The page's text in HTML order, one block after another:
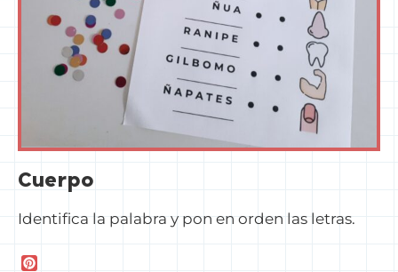
Cuerpo
Identifica la palabra y pon en orden las letras.